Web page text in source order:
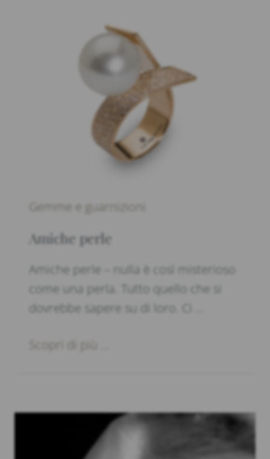
Gemme e guarnizioni
Amiche perle
Amiche perle – nulla è così misterioso
come una perla. Tutto quello che si
dovrebbe sapere su di loro. Ci …
Scopri di più ...